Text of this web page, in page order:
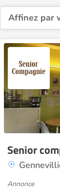
Affinez par
Senior
Annonce